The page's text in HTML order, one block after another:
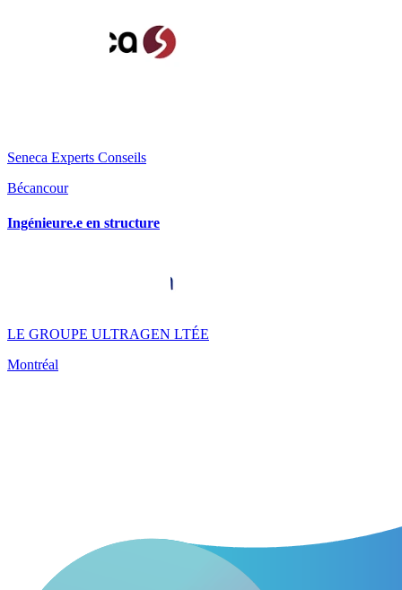
Seneca Experts Conseils
Bécancour
Ingénieure.e en structure
LE GROUPE ULTRAGEN LTÉE
Montréal